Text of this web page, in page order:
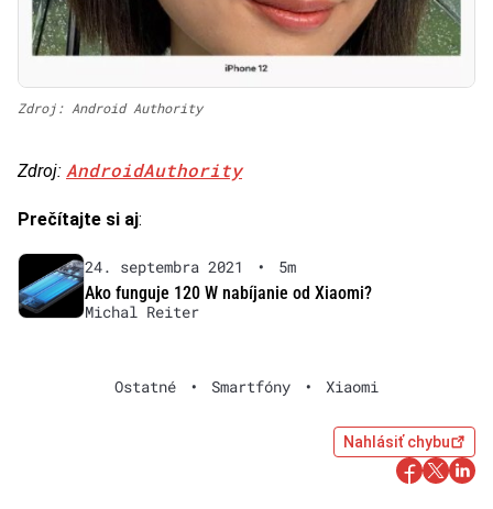
Zdroj: Android Authority
Zdroj: AndroidAuthority
Prečítajte si aj:
24. septembra 2021 •
5m
Ako funguje 120 W nabíjanie od Xiaomi?
Michal Reiter
Ostatné • Smartfóny • Xiaomi
Nahlásiť chybu